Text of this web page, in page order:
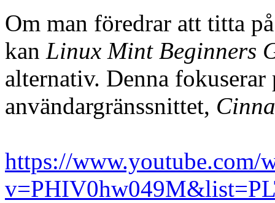
Om man föredrar att titta
kan Linux Mint Beginners
alternativ. Denna fokuserar
användargränssnittet,
https://www.youtube.com/